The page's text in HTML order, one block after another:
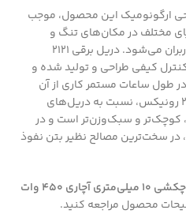
و طراحی ارگونومیک این محصول، موجب
مختلف در مکان‌های تنگ و
محدود شده و مانع از خستگی کاربران می‌شود. دریل‌ برقی 2121
کیفی طراحی و تولید شده و
در طول ساعات مستمر کاری از آن
استفاده می‌کنند. دریل برقی 2121 رونیکس، نسبت به دریل‌های
13 میلی‌متری، کوچک‌تر و سبک‌وزن‌تر است و در
در سخت‌ترین مصالح نظیر بتن نفوذ
دریل برقی چکشی 10 میلی‌متری آچاری 450 وات
محصول مراجعه کنید.